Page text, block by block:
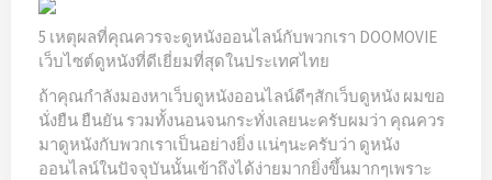
5 เหตุผลที่คุณควรจะดูหนังออนไลน์กับพวกเรา DOOMOVIE
เว็บไซต์ดูหนังที่ดีเยี่ยมที่สุดในประเทศไทย
ถ้าคุณกำลังมองหาเว็บดูหนังออนไลน์ดีๆสักเว็บดูหนัง ผมขอ
นั่งยืน ยืนยัน รวมทั้งนอนจนกระทั่งเลยนะครับผมว่า คุณควร
มาดูหนังกับพวกเราเป็นอย่างยิ่ง แน่ๆนะครับว่า ดูหนัง
ออนไลน์ในปัจจุบันนั้นเข้าถึงได้ง่ายมากยิ่งขึ้นมากๆเพราะ